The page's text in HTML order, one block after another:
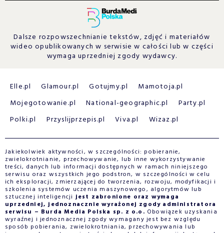
Dalsze rozpowszechnianie tekstów, zdjęć i materiałów
wideo opublikowanych w serwisie w całości lub w części
wymaga uprzedniej zgody wydawcy.
Elle.pl Glamour.pl Gotujmy.pl
Mamotoja.pl
Mojegotowanie.pl
National-geographic.pl
Party.pl
Polki.pl
Przyslijprzepis.pl Viva.pl Wizaz.pl
Jakiekolwiek aktywności, w szczególności: pobieranie,
zwielokrotnianie, przechowywanie, lub inne wykorzystywanie
treści, danych lub informacji dostępnych w ramach niniejszego
serwisu oraz wszystkich jego podstron, w szczególności w celu
ich eksploracji, zmierzającej do tworzenia, rozwoju, modyfikacji i
szkolenia systemów uczenia maszynowego, algorytmów lub
sztucznej inteligencjijest zabronione oraz wymaga
uprzedniej, jednoznacznie wyrażonej zgody administratora
serwisu – Burda Media Polska sp. z o.o. Obowiązek uzyskania
wyraźnej i jednoznacznej zgody wymagany jest bez względu
sposób pobierania, zwielokrotniania, przechowywania lub